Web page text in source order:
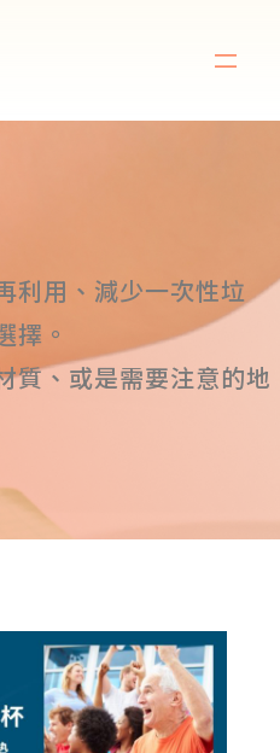
利用、減少一次性垃
擇。
質、或是需要注意的地